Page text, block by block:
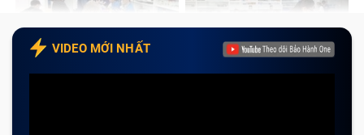
VIDEO MỚI NHẤT